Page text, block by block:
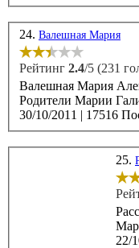
24. Валешная Мария
Рейтинг 2.4/5 (231
Валешная Мария
Родители Марии
30/10/2011 | 17516
25.
22/